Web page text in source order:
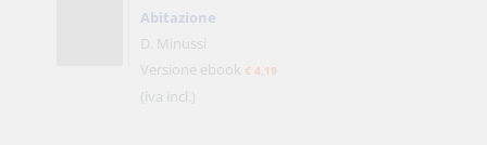
Abitazione
D. Minussi
Versione ebook€ 4,19
(iva incl.)